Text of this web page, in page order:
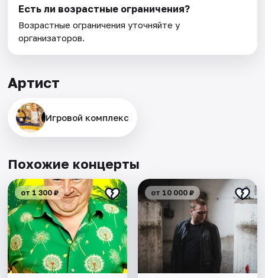
Есть ли возрастные ограничения?
Возрастные ограничения уточняйте у
организаторов.
Артист
Игровой комплекс
Похожие концерты
от 1 300 ₽ от 10 000 ₽